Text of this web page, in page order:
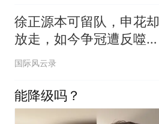
徐正源本可留队，申花却
放走，如今争冠遭反噬，
悔之晚矣
国际风云录
能降级吗？